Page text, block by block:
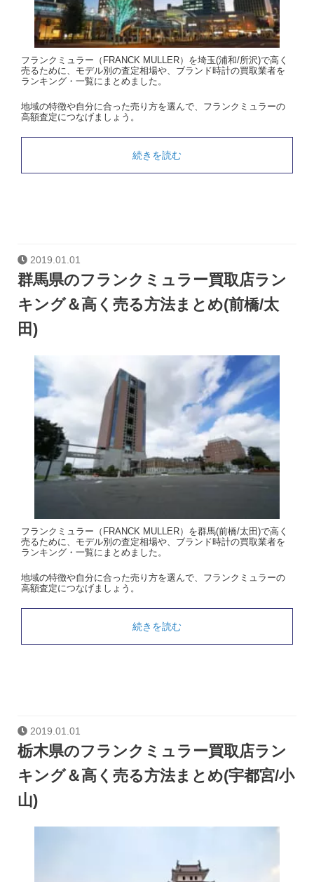
フランクミュラー（FRANCK MULLER）を埼玉(浦和/所沢)で高く
売るために、モデル別の査定相場や、ブランド時計の買取業者を
ランキング・一覧にまとめました。
地域の特徴や自分に合った売り方を選んで、フランクミュラーの
高額査定につなげましょう。
続きを読む
2019.01.01
群馬県のフランクミュラー買取店ラン
キング＆高く売る方法まとめ(前橋/太
田)
フランクミュラー（FRANCK MULLER）を群馬(前橋/太田)で高く
売るために、モデル別の査定相場や、ブランド時計の買取業者を
ランキング・一覧にまとめました。
地域の特徴や自分に合った売り方を選んで、フランクミュラーの
高額査定につなげましょう。
続きを読む
2019.01.01
栃木県のフランクミュラー買取店ラン
キング＆高く売る方法まとめ(宇都宮/小
山)